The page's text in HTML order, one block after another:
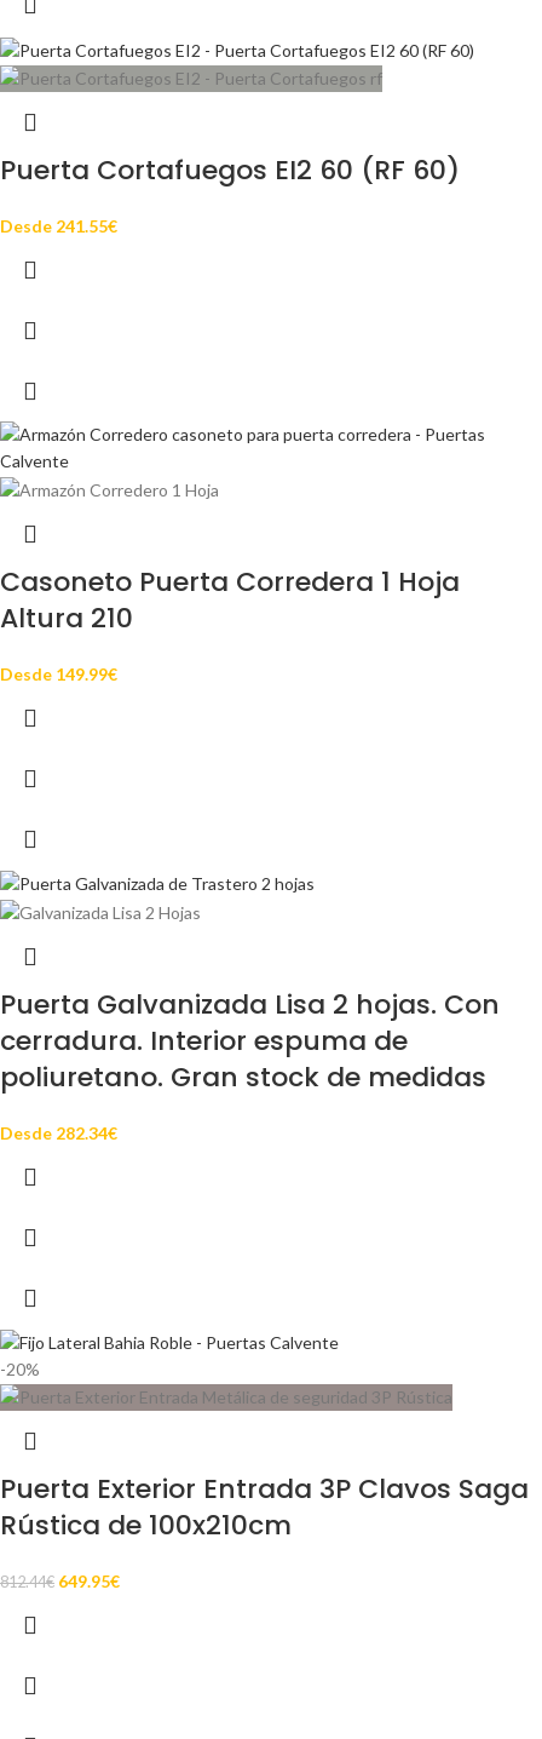
Puerta Cortafuegos EI2 60 (RF 60)
Desde 241.55€
Casoneto Puerta Corredera 1 Hoja
Altura 210
Desde 149.99€
Puerta Galvanizada Lisa 2 hojas. Con
cerradura. Interior espuma de
poliuretano. Gran stock de medidas
Desde 282.34€
-20%
Puerta Exterior Entrada 3P Clavos Saga
Rústica de 100x210cm
812.44€ 649.95€